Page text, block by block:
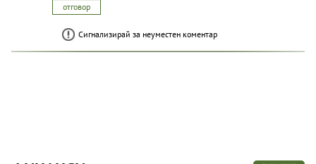
отговор
Сигнализирай за неуместен коментар